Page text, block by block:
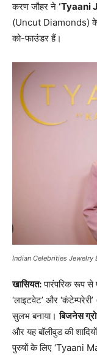
करण जौहर ने ‘Tyaani
(Uncut Diamonds) के
को-फाउंडर हैं।
Indian Celebrities Jewelry
खासियत:पारंपरिक रूप से
‘लाइटवेट’ और
सुलभ बनाया।बिजनेस
और यह बॉलीवुड की
पुरुषों के लिए ‘Tyaani